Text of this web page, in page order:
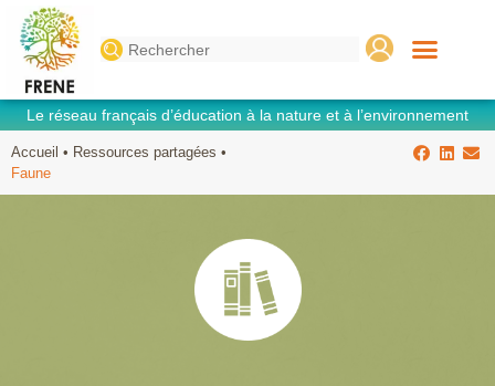
Search
for:
Le réseau français d’éducation à la nature et à l’environnement
Accueil • Ressources partagées •
Faune